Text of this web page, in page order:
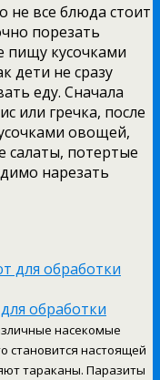
не все блюда стоит
порезать
пищу кусочками
дети не сразу
еду. Сначала
или гречка, после
овощей,
салаты, потертые
нарезать
обработки
насекомые
становится настоящей
тараканы. Паразиты